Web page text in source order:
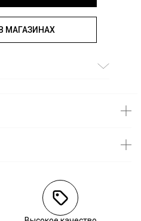
МАГАЗИНАХ
СДЭК
S — 1 шт.
M — 1 шт.